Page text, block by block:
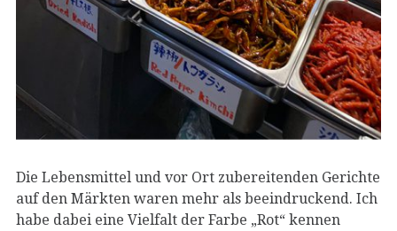
Die Lebensmittel und vor Ort zubereitenden Gerichte
auf den Märkten waren mehr als beeindruckend. Ich
habe dabei eine Vielfalt der Farbe „Rot“ kennen